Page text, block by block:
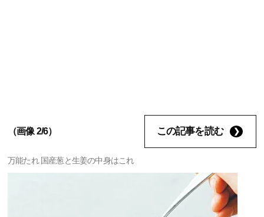
（画像 2/6） この記事を読む
万能たれ 国産葱と生姜の中身はこれ